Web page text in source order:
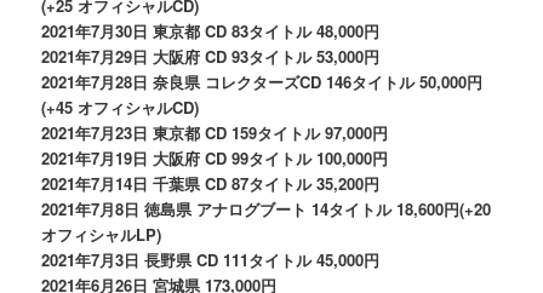
(+25 オフィシャルCD)
2021年7月30日 東京都 CD 83タイトル 48,000円
2021年7月29日 大阪府 CD 93タイトル 53,000円
2021年7月28日 奈良県 コレクターズCD 146タイトル 50,000円
(+45 オフィシャルCD)
2021年7月23日 東京都 CD 159タイトル 97,000円
2021年7月19日 大阪府 CD 99タイトル 100,000円
2021年7月14日 千葉県 CD 87タイトル 35,200円
2021年7月8日 徳島県 アナログブート 14タイトル 18,600円(+20
オフィシャルLP)
2021年7月3日 長野県 CD 111タイトル 45,000円
2021年6月26日 宮城県 173,000円